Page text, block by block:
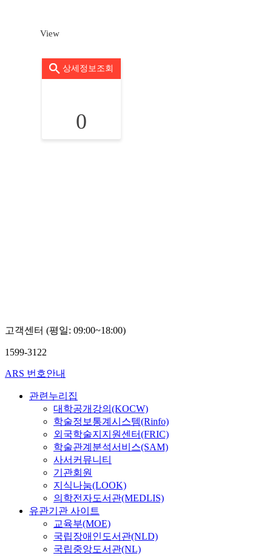
View
상세정보조회
0
고객센터 (평일: 09:00~18:00)
1599-3122
ARS 번호안내
관련누리집
대학공개강의(KOCW)
학술정보통계시스템(Rinfo)
외국학술지지원센터(FRIC)
학술관계분석서비스(SAM)
사서커뮤니티
기관회원
지식나눔(LOOK)
의학전자도서관(MEDLIS)
유관기관 사이트
교육부(MOE)
국립장애인도서관(NLD)
국립중앙도서관(NL)